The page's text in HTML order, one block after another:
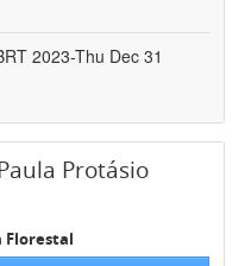
2023-Thu Dec 31
Protásio
Florestal